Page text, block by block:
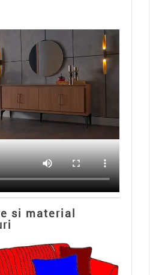
si material